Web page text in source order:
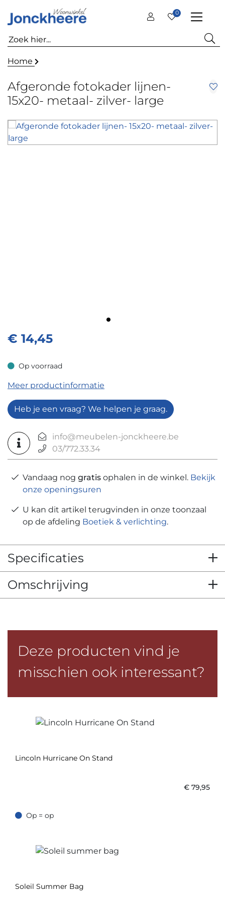
0
Home
Afgeronde fotokader lijnen-
15x20- metaal- zilver- large
€ 14,45
Op voorraad
Op voorraad
Meer productinformatie
Heb je een vraag? We helpen je graag.
info@meubelen-jonckheere.be
03/772.33.34
Vandaag nog gratis ophalen in de winkel. Bekijk
onze openingsuren
U kan dit artikel terugvinden in onze toonzaal
op de afdeling Boetiek & verlichting.
Specificaties
Omschrijving
Deze producten vind je
misschien ook interessant?
Lincoln Hurricane On Stand
€ 79,95
Op = op
Op = op
Soleil Summer Bag